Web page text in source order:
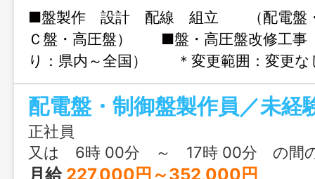
■盤製作 設計 配線 組立 （配電盤・
Ｃ盤・高圧盤） ■盤・高圧盤改修工事
り：県内～全国） ＊変更範囲：変更
得に関する支援あり
配電盤・制御盤製作員／未経
正社員
又は 6時 00分 ～ 17時 00分 の間
月給 227,000円～352,000円